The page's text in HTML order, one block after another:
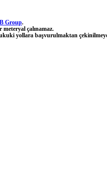
Group.
meteryal çalınamaz.
yollara başvurulmaktan